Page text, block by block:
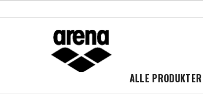
ALLE PRODUKTER